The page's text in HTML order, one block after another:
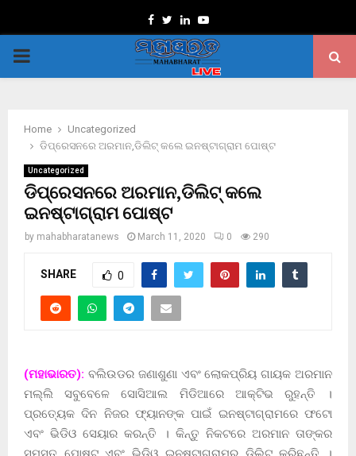
Facebook
TwitterLinkedinYoutube
PRIMARY
Home
Uncategorized
ଡିପ୍ରେସନରେ ଅରମାନ,ଡିଲିଟ୍ କଲେ ଇନଷ୍ଟାଗ୍ରାମ ପୋଷ୍ଟ
Uncategorized
ଡିପ୍ରେସନରେ ଅରମାନ,ଡିଲିଟ୍ କଲେ
ଇନଷ୍ଟାଗ୍ରାମ ପୋଷ୍ଟ
by mahabharatanews March 11, 2020 0 290
SHARE 0
(ମହାଭାରତ): ବଲିଉଡର ଜଣାଶୁଣା ଏବଂ ଲୋକପ୍ରିୟ ଗାୟକ ଅରମାନ
ମଲ୍ଲି ସବୁବେଳେ ସୋସିଆଲ ମିଡିଆରେ ଆକ୍ଟିଭ ରୁହନ୍ତି ।
ପ୍ରତ୍ୟେକ ଦିନ ନିଜର ଫ୍ୟାନଙ୍କ ପାଇଁ ଇନଷ୍ଟାଗ୍ରାମରେ ଫଟୋ
ଏବଂ ଭିଡିଓ ସେୟାର କରନ୍ତି । କିନ୍ତୁ ନିକଟରେ ଅରମାନ ତାଙ୍କର